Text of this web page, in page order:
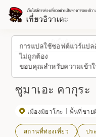
การแปลใช้ซอฟต์แวร์แป
ไม่ถูกต้อง
ขอบคุณสำหรับความเข้า
กลับขึ้นด้านบน
ซูมาเอะ คากุระ
เมืองมิยาโกะ พื้นที่ชาย
สถานที่ท่องเที่ยว ปร